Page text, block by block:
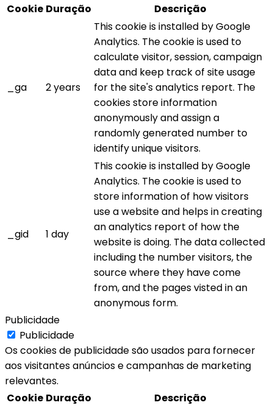
Cookie Duração Descrição
_ga 2 years
This cookie is installed by Google
Analytics. The cookie is used to
calculate visitor, session, campaign
data and keep track of site usage
for the site's analytics report. The
cookies store information
anonymously and assign a
randomly generated number to
identify unique visitors.
_gid 1 day
This cookie is installed by Google
Analytics. The cookie is used to
store information of how visitors
use a website and helps in creating
an analytics report of how the
website is doing. The data collected
including the number visitors, the
source where they have come
from, and the pages visted in an
anonymous form.
Publicidade
Publicidade
Os cookies de publicidade são usados para fornecer
aos visitantes anúncios e campanhas de marketing
relevantes.
Cookie Duração Descrição